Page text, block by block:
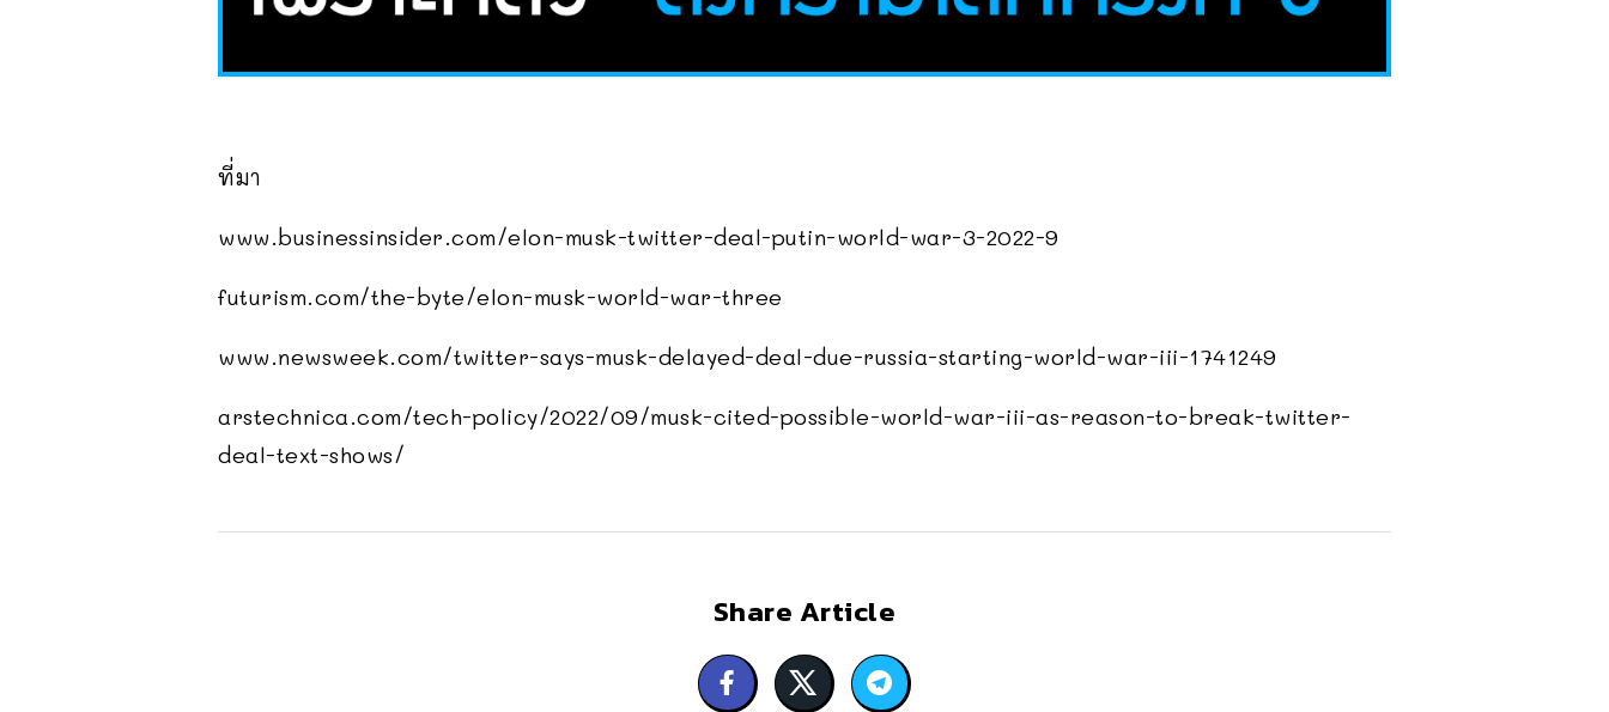
ที่มา
www.businessinsider.com/elon-musk-twitter-deal-putin-world-war-3-2022-9
futurism.com/the-byte/elon-musk-world-war-three
www.newsweek.com/twitter-says-musk-delayed-deal-due-russia-starting-world-war-iii-1741249
arstechnica.com/tech-policy/2022/09/musk-cited-possible-world-war-iii-as-reason-to-break-twitter-
deal-text-shows/
Share Article